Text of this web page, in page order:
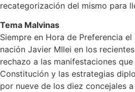
recategorización del mismo para
Tema Malvinas
Siempre en Hora de Preferencia
nación Javier MIlei en los
rechazo a las manifestaciones
Constitución y las estrategias
por nueve de los diez concejales